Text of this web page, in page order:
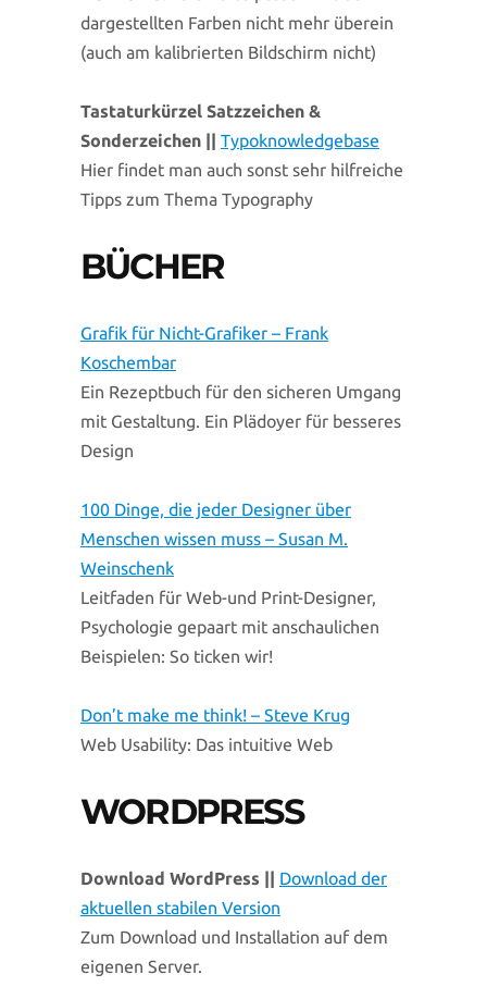
dargestellten Farben nicht mehr überein
(auch am kalibrierten Bildschirm nicht)
Tastaturkürzel Satzzeichen &
Sonderzeichen || Typoknowledgebase
Hier findet man auch sonst sehr hilfreiche
Tipps zum Thema Typography
BÜCHER
Grafik für Nicht-Grafiker – Frank
Koschembar
Ein Rezeptbuch für den sicheren Umgang
mit Gestaltung. Ein Plädoyer für besseres
Design
100 Dinge, die jeder Designer über
Menschen wissen muss – Susan M.
Weinschenk
Leitfaden für Web-und Print-Designer,
Psychologie gepaart mit anschaulichen
Beispielen: So ticken wir!
Don’t make me think! – Steve Krug
Web Usability: Das intuitive Web
WORDPRESS
Download WordPress || Download der
aktuellen stabilen Version
Zum Download und Installation auf dem
eigenen Server.